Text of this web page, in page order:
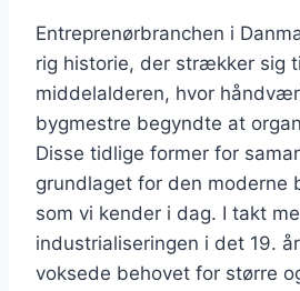
Entreprenørbranchen i
rig historie, der strækker sig
middelalderen, hvor
bygmestre begyndte at
Disse tidlige former for
grundlaget for den moderne
som vi kender i dag. I takt
industrialiseringen i det 19.
voksede behovet for større